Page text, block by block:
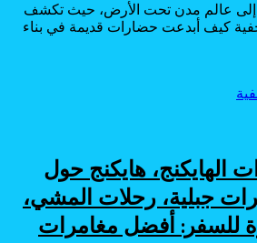
إلى عالم مدن تحت الأرض، حيث تكشف
كيف أبدعت حضارات قديمة في بناء
الهايكنج، هايكنج حول
جبلية، رحلات المشي،
للسفر: أفضل مغامرات